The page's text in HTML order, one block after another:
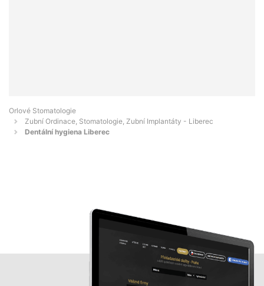
Orlové Stomatologie
Zubní Ordinace, Stomatologie, Zubní Implantáty - Liberec
Dentální hygiena Liberec